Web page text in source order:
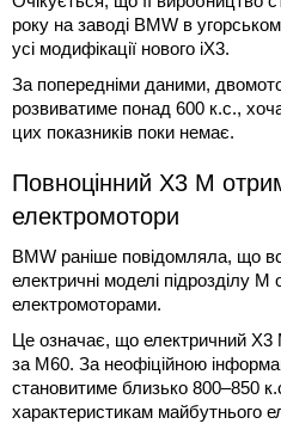
року на заводі BMW в
усі модифікації нового iX3.
За попередніми даними,
розвиватиме понад 600 к.с.,
цих показників поки немає.
Повноцінний X3 M
електромотори
BMW раніше повідомляла, що
електричні моделі підрозділу
електромоторами.
Це означає, що електричний X3
за M60. За неофіційною
становитиме близько 800–850
характеристикам майбутнього